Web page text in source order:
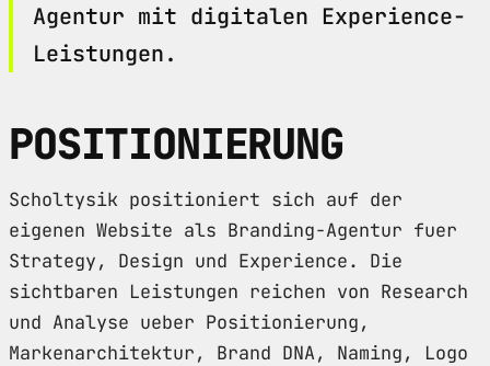
Agentur mit digitalen Experience-
Leistungen.
POSITIONIERUNG
Scholtysik positioniert sich auf der
eigenen Website als Branding-Agentur fuer
Strategy, Design und Experience. Die
sichtbaren Leistungen reichen von Research
und Analyse ueber Positionierung,
Markenarchitektur, Brand DNA, Naming, Logo